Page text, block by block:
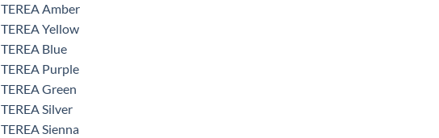
TEREA Amber
TEREA Yellow
TEREA Blue
TEREA Purple
TEREA Green
TEREA Silver
TEREA Sienna